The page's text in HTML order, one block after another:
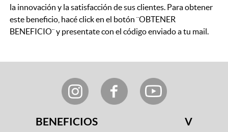
la innovación y la satisfacción de sus clientes. Para obtener
este beneficio, hacé click en el botón ¨OBTENER
BENEFICIO¨ y presentate con el código enviado a tu mail.
BENEFICIOS V